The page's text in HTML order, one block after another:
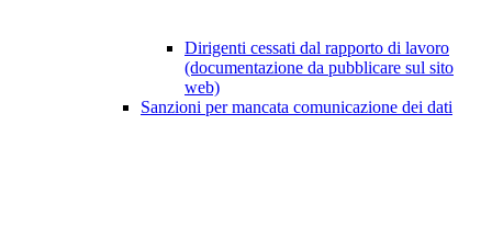
Dirigenti cessati dal rapporto di lavoro
(documentazione da pubblicare sul sito
web)
Sanzioni per mancata comunicazione dei dati